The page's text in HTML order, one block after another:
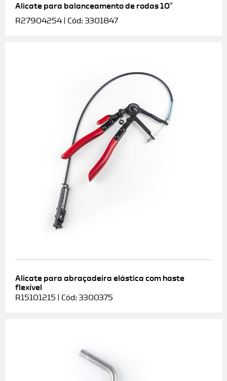
Alicate para balanceamento de rodas 10″
R27904254 | Cód: 3301847
Alicate para abraçadeira elástica com haste
flexível
R15101215 | Cód: 3300375